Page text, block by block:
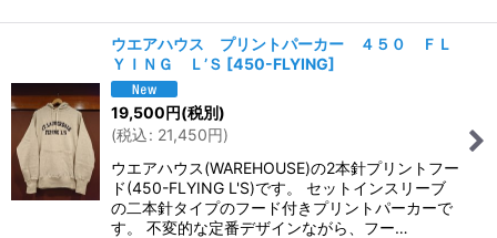
ウエアハウス プリントパーカー ４５０ ＦＬ
ＹＩＮＧ Ｌ’Ｓ [450-FLYING]
19,500円(税別)
(税込: 21,450円)
ウエアハウス(WAREHOUSE)の2本針プリントフー
ド(450-FLYING L'S)です。 セットインスリーブ
の二本針タイプのフード付きプリントパーカーで
す。 不変的な定番デザインながら、フー…